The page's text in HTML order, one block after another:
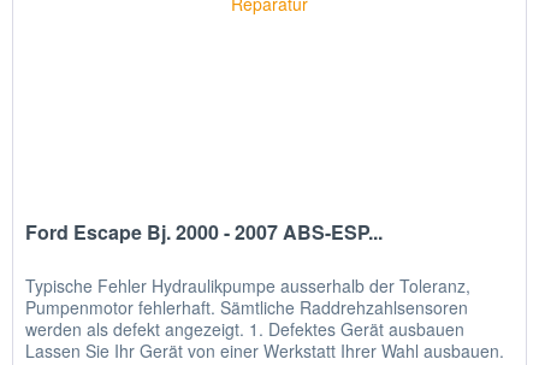
Ford Escape Bj. 2000 - 2007 ABS-ESP...
Typische Fehler Hydraulikpumpe ausserhalb der Toleranz,
Pumpenmotor fehlerhaft. Sämtliche Raddrehzahlsensoren
werden als defekt angezeigt. 1. Defektes Gerät ausbauen
Lassen Sie Ihr Gerät von einer Werkstatt Ihrer Wahl ausbauen.